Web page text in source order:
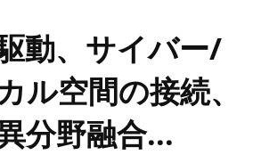
動、サイバー/
ル空間の接続、
分野融合...